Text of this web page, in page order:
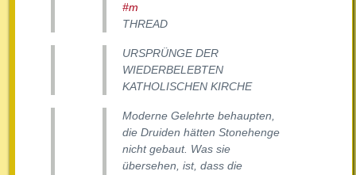
#m
THREAD
URSPRÜNGE DER
WIEDERBELEBTEN
KATHOLISCHEN KIRCHE
Moderne Gelehrte behaupten,
die Druiden hätten Stonehenge
nicht gebaut. Was sie
übersehen, ist, dass die